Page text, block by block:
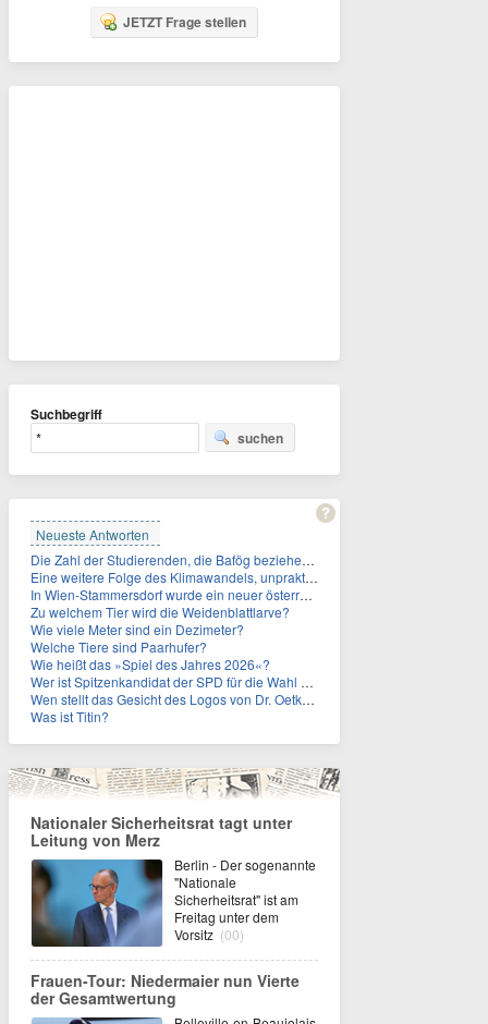
JETZT Frage stellen
Suchbegriff
suchen
Neueste Antworten
Die Zahl der Studierenden, die Bafög beziehen, sinkt. Woran liegt das?
Eine weitere Folge des Klimawandels, unpraktisch für Urlauber: Wo fehlt mittlerweile sogar das Trinkwasser?
In Wien-Stammersdorf wurde ein neuer österreichischer Temperaturrekord gemessen. Wie hoch war die Temperatur?
Zu welchem Tier wird die Weidenblattlarve?
Wie viele Meter sind ein Dezimeter?
Welche Tiere sind Paarhufer?
Wie heißt das »Spiel des Jahres 2026«?
Wer ist Spitzenkandidat der SPD für die Wahl zum Berliner Abgeordnetenhaus im September 2026?
Wen stellt das Gesicht des Logos von Dr. Oetker dar?
Was ist Titin?
Nationaler Sicherheitsrat tagt unter
Leitung von Merz
Berlin - Der sogenannte
"Nationale
Sicherheitsrat" ist am
Freitag unter dem
Vorsitz (00)
Frauen-Tour: Niedermaier nun Vierte
der Gesamtwertung